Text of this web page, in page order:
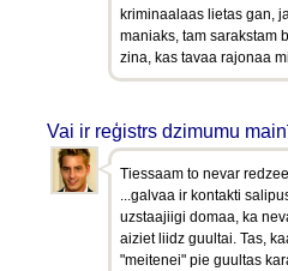
kriminaalaas lietas gan,
maniaks, tam sarakstam
zina, kas tavaa rajonaa
Vai ir reģistrs dzimumu
Tiessaam to nevar
...galvaa ir kontakti
uzstaajiigi domaa, ka
aiziet liidz guultai. Tas,
"meitenei" pie guultas